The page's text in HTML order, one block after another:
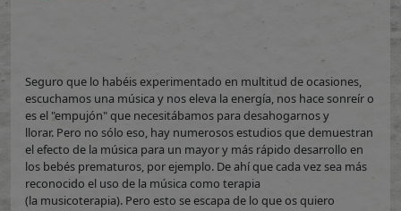
Seguro que lo habéis experimentado en multitud de ocasiones,
escuchamos una música y nos eleva la energía, nos hace sonreír o
es el "empujón" que necesitábamos para desahogarnos y
llorar. Pero no sólo eso, hay numerosos estudios que demuestran
el efecto de la música para un mayor y más rápido desarrollo en
los bebés prematuros, por ejemplo. De ahí que cada vez sea más
reconocido el uso de la música como terapia
(la musicoterapia). Pero esto se escapa de lo que os quiero